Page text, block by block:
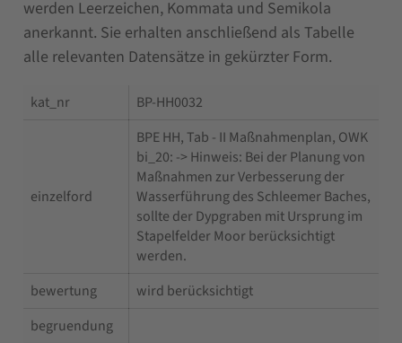
werden Leerzeichen, Kommata und Semikola
anerkannt. Sie erhalten anschließend als Tabelle
alle relevanten Datensätze in gekürzter Form.
kat_nr BP-HH0032
einzelford
BPE HH, Tab - II Maßnahmenplan, OWK
bi_20: -> Hinweis: Bei der Planung von
Maßnahmen zur Verbesserung der
Wasserführung des Schleemer Baches,
sollte der Dypgraben mit Ursprung im
Stapelfelder Moor berücksichtigt
werden.
bewertung
wird berücksichtigt
begruendung